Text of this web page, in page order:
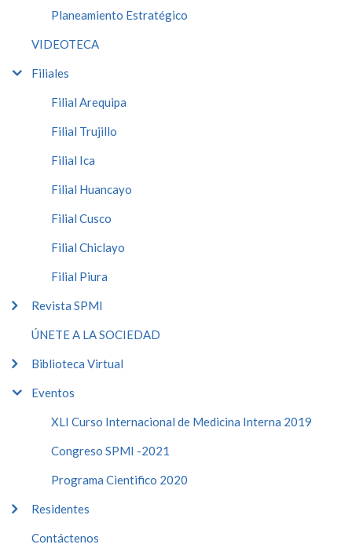
Planeamiento Estratégico
VIDEOTECA
Filiales
Filial Arequipa
Filial Trujillo
Filial Ica
Filial Huancayo
Filial Cusco
Filial Chiclayo
Filial Piura
Revista SPMI
ÚNETE A LA SOCIEDAD
Biblioteca Virtual
Eventos
XLI Curso Internacional de Medicina Interna 2019
Congreso SPMI -2021
Programa Cientifico 2020
Residentes
Contáctenos